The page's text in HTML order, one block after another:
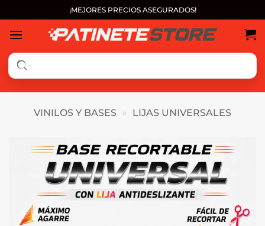
al
contenido
¡MEJORES PRECIOS ASEGURADOS!
VINILOS Y BASES » LIJAS UNIVERSALES